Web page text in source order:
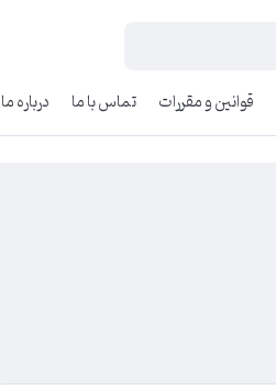
قوانین و مقررات تماس با ما درباره ما